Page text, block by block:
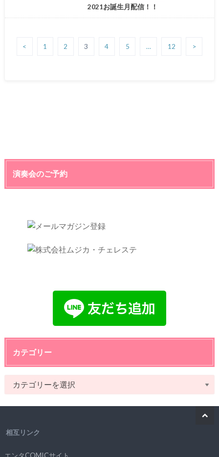
2021お誕生月配信！！
< 1 2 3 4 5 … 12 >
演奏会のご予約
カテゴリー
相互リンク
エンタCOMICサイト